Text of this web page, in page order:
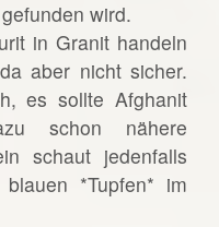
wird.
in Granit handeln
aber nicht sicher.
es sollte Afghanit
schon nähere
schaut jedenfalls
*Tupfen* im